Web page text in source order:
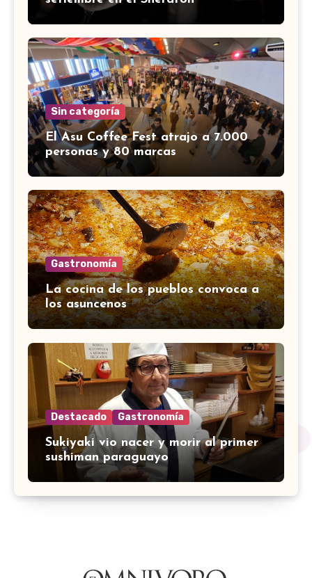
Sin categoría
El Asu Coffee Fest atrajo a 7.000
personas y 80 marcas
Gastronomía
La cocina de los pueblos convoca a
los asuncenos
Destacado Gastronomía
Sukiyaki vio nacer y morir al primer
sushiman paraguayo